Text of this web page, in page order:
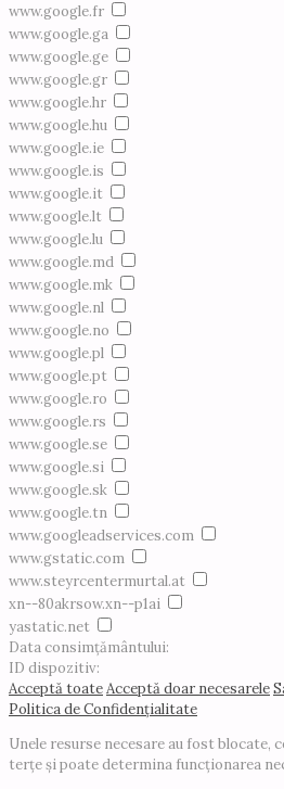
www.google.fr
www.google.ga
www.google.ge
www.google.gr
www.google.hr
www.google.hu
www.google.ie
www.google.is
www.google.it
www.google.lt
www.google.lu
www.google.md
www.google.mk
www.google.nl
www.google.no
www.google.pl
www.google.pt
www.google.ro
www.google.rs
www.google.se
www.google.si
www.google.sk
www.google.tn
www.googleadservices.com
www.gstatic.com
www.steyrcentermurtal.at
xn--80akrsow.xn--p1ai
yastatic.net
Data consimțământului:
ID dispozitiv:
Acceptă toateAcceptă doar necesarele
Politica de Confidențialitate
Unele resurse necesare au fost blocate,
terțe și poate determina funcționarea